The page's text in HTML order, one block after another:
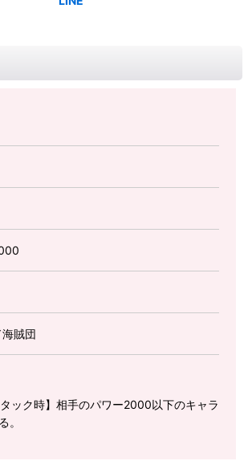
賊団
ック時】相手のパワー2000以下のキャラ
。